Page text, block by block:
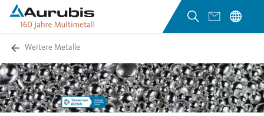
Weitere Metalle